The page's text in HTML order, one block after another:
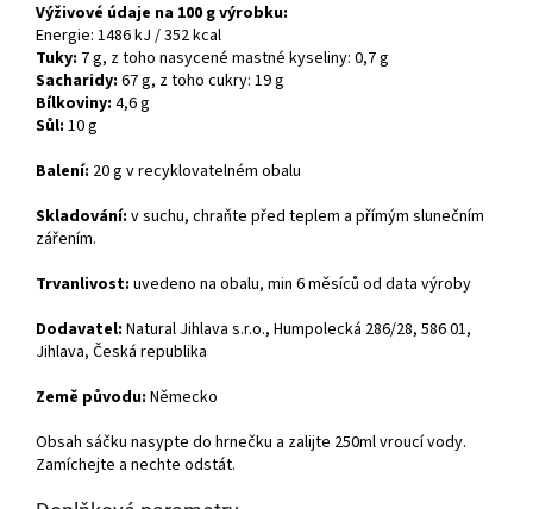
Výživové údaje na 100 g výrobku:
Energie: 1486 kJ / 352 kcal
Tuky: 7 g, z toho nasycené mastné kyseliny: 0,7 g
Sacharidy: 67 g, z toho cukry: 19 g
Bílkoviny: 4,6 g
Sůl: 10 g
Balení: 20 g v recyklovatelném obalu
Skladování: v suchu, chraňte před teplem a přímým slunečním
zářením.
Trvanlivost: uvedeno na obalu, min 6 měsíců od data výroby
Dodavatel: Natural Jihlava s.r.o., Humpolecká 286/28, 586 01,
Jihlava, Česká republika
Země původu: Německo
Obsah sáčku nasypte do hrnečku a zalijte 250ml vroucí vody.
Zamíchejte a nechte odstát.